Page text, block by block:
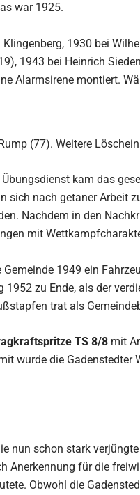
war 1925.
1930 bei
1943 bei Heinrich
Alarmsirene montiert.
(77). Weitere
kam das
sich nach getaner Arbeit
Nachdem in den
mit
Gemeinde 1949 ein
1952 zu Ende, als der
trat als
TS 8/8 mit
wurde die Gadenstedter
nun schon stark verjüngte
Anerkennung für die
Obwohl die